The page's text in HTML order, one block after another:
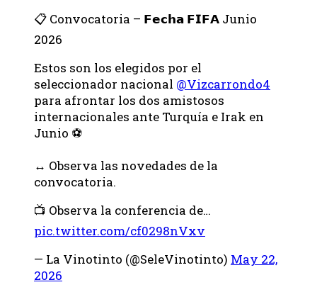
📋 Convocatoria – 𝗙𝗲𝗰𝗵𝗮 𝗙𝗜𝗙𝗔 Junio
2026
Estos son los elegidos por el
seleccionador nacional @Vizcarrondo4
para afrontar los dos amistosos
internacionales ante Turquía e Irak en
Junio ⚽
↔️ Observa las novedades de la
convocatoria.
📺 Observa la conferencia de…
pic.twitter.com/cf0298nVxv
— La Vinotinto (@SeleVinotinto) May 22,
2026